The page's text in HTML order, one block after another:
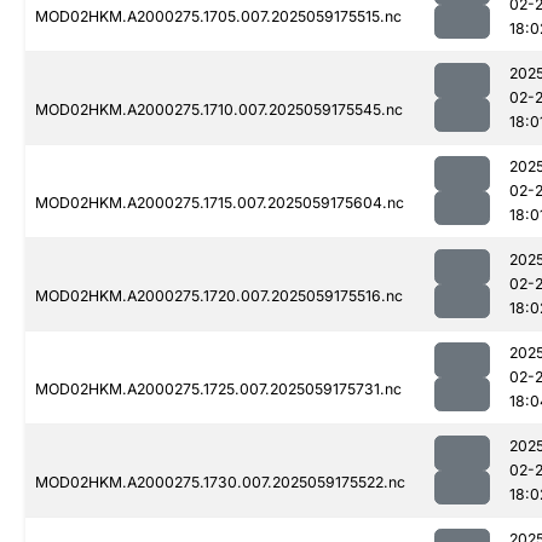
MOD02HKM.A2000275.1705.007.2025059175515.nc
02-
MOD02HKM.A2000275.1710.007.2025059175545.nc
02-
MOD02HKM.A2000275.1715.007.2025059175604.nc
02-
MOD02HKM.A2000275.1720.007.2025059175516.nc
02-
MOD02HKM.A2000275.1725.007.2025059175731.nc
02-
MOD02HKM.A2000275.1730.007.2025059175522.nc
02-